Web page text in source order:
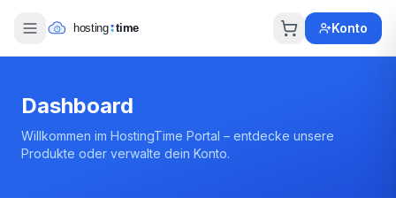
Konto
Dashboard
Willkommen im HostingTime Portal – entdecke unsere
Produkte oder verwalte dein Konto.